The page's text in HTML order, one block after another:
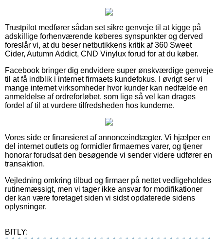
Trustpilot medfører sådan set sikre genveje til at kigge på
adskillige forhenværende køberes synspunkter og derved
foreslår vi, at du beser netbutikkens kritik af 360 Sweet
Cider, Autumn Addict, CND Vinylux forud for at du køber.
Facebook bringer dig endvidere super ønskværdige genveje
til at få indblik i internet firmaets kundefokus. I øvrigt ser vi
mange internet virksomheder hvor kunder kan nedfælde en
anmeldelse af ordreforløbet, som lige så vel kan drages
fordel af til at vurdere tilfredsheden hos kunderne.
Vores side er finansieret af annonceindtægter. Vi hjælper en
del internet outlets og formidler firmaernes varer, og tjener
honorar forudsat den besøgende vi sender videre udfører en
transaktion.
Vejledning omkring tilbud og firmaer på nettet vedligeholdes
rutinemæssigt, men vi tager ikke ansvar for modifikationer
der kan være foretaget siden vi sidst opdaterede sidens
oplysninger.
BITLY: